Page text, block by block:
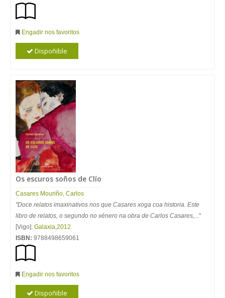
Engadir nos favoritos
Dispoñible
Os escuros soños de Clío
Casares Mouriño, Carlos
"Doce relatos imaxinativos nos que Casares xoga coa historia. Este
libro de relatos, o segundo no xénero na obra de Carlos Casares,..."
[Vigo]: Galaxia,2012
ISBN: 9788498659061
Engadir nos favoritos
Dispoñible